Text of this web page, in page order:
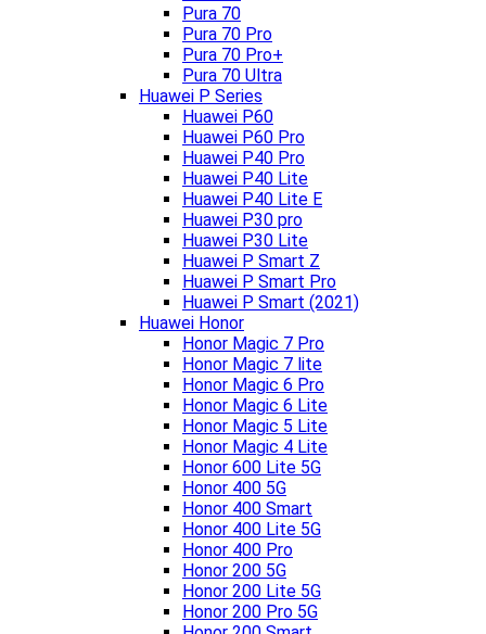
Pura 70
Pura 70 Pro
Pura 70 Pro+
Pura 70 Ultra
Huawei P Series
Huawei P60
Huawei P60 Pro
Huawei P40 Pro
Huawei P40 Lite
Huawei P40 Lite E
Huawei P30 pro
Huawei P30 Lite
Huawei P Smart Z
Huawei P Smart Pro
Huawei P Smart (2021)
Huawei Honor
Honor Magic 7 Pro
Honor Magic 7 lite
Honor Magic 6 Pro
Honor Magic 6 Lite
Honor Magic 5 Lite
Honor Magic 4 Lite
Honor 600 Lite 5G
Honor 400 5G
Honor 400 Smart
Honor 400 Lite 5G
Honor 400 Pro
Honor 200 5G
Honor 200 Lite 5G
Honor 200 Pro 5G